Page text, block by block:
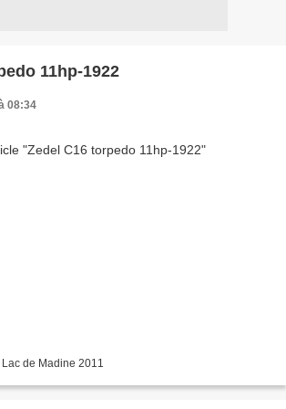
11hp-1922
08:34
de Madine 2011